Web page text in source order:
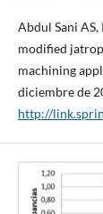
Abdul Sani
modified
machining
diciembre de
http://